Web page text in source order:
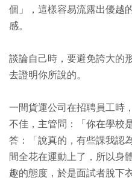
個」，這樣容易流露出優越
感。
談論自己時，要避免誇大的
去證明你所說的。
一間貨運公司在招聘員工時
不佳，主管問：「你在學校
答：「說真的，有些課我認
間全花在運動上了，所以身
趣的態度，於是面試者脫下